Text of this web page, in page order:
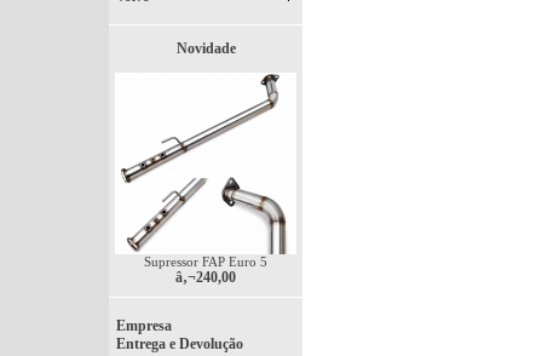
Novidade
Supressor FAP Euro 5
â‚¬240,00
Empresa
Entrega e Devolução